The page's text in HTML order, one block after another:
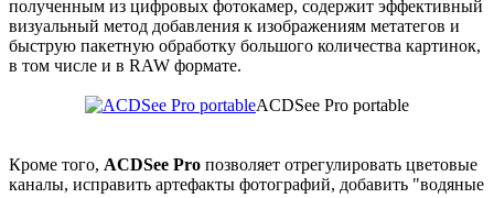
полученным из цифровых фотокамер, содержит эффективный
визуальный метод добавления к изображениям метатегов и
быструю пакетную обработку большого количества картинок,
в том числе и в RAW формате.
ACDSee Pro portable
Кроме того, ACDSee Pro позволяет отрегулировать цветовые
каналы, исправить артефакты фотографий, добавить "водяные